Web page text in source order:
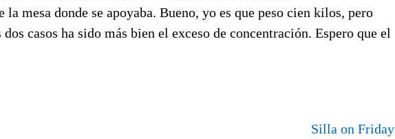
la mesa donde se apoyaba. Bueno, yo es que peso cien kilos, pero
casos ha sido más bien el exceso de concentración. Espero que el
Silla on Friday